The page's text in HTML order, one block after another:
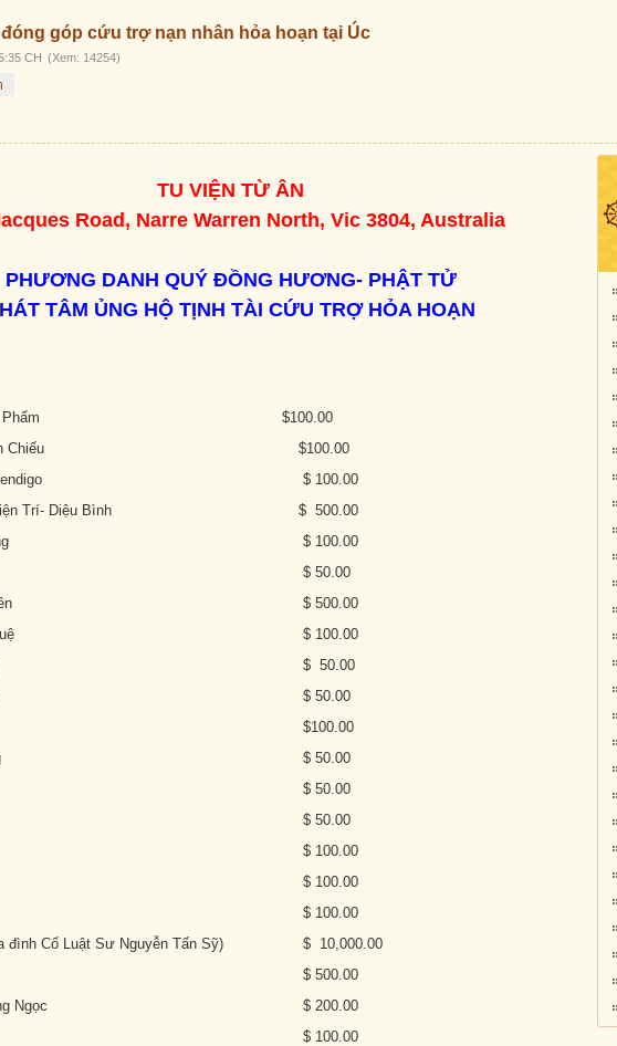
góp cứu trợ nạn nhân hỏa hoạn tại Úc
CH (Xem: 14254)
TU VIỆN TỪ ÂN
Road, Narre Warren North, Vic 3804, Australia
PHƯƠNG DANH QUÝ ĐỒNG HƯƠNG- PHẬT TỬ
TÂM ỦNG HỘ TỊNH TÀI CỨU TRỢ HỎA HOẠN
$100.00
$100.00
$ 100.00
Trí- Diệu Bình
$ 500.00
$ 100.00
$ 50.00
$ 500.00
$ 100.00
$ 50.00
$ 50.00
$100.00
$ 50.00
$ 50.00
$ 50.00
$ 100.00
$ 100.00
$ 100.00
Cố Luật Sư Nguyễn Tấn Sỹ)
$ 10,000.00
$ 500.00
Ngọc
$ 200.00
$ 100.00